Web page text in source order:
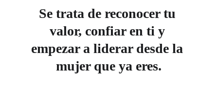
Se trata de reconocer tu
valor, confiar en ti y
empezar a liderar desde la
mujer que ya eres.